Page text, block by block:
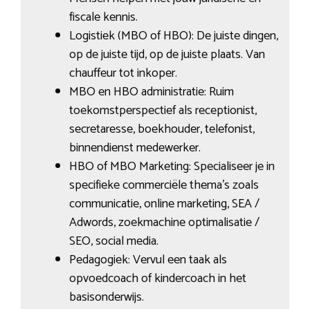
fiscale kennis.
Logistiek (MBO of HBO): De juiste dingen,
op de juiste tijd, op de juiste plaats. Van
chauffeur tot inkoper.
MBO en HBO administratie: Ruim
toekomstperspectief als receptionist,
secretaresse, boekhouder, telefonist,
binnendienst medewerker.
HBO of MBO Marketing: Specialiseer je in
specifieke commerciële thema’s zoals
communicatie, online marketing, SEA /
Adwords, zoekmachine optimalisatie /
SEO, social media.
Pedagogiek: Vervul een taak als
opvoedcoach of kindercoach in het
basisonderwijs.